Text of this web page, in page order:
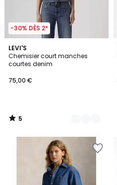
-30% DÈS 2*
LEVI'S
Chemisier court manches
courtes denim
75,00 €
5
/
5
2
Couleurs
5
/